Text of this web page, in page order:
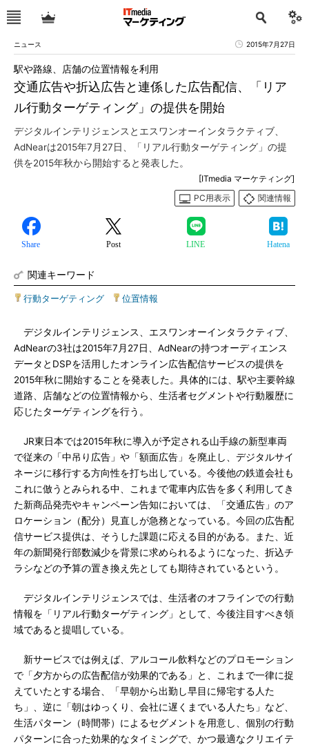
ニュース 2015年7月27日
交通広告や折込広告と連係した広告配信、「リア
ル行動ターゲティング」の提供を開始
駅や路線、店舗の位置情報を利用
デジタルインテリジェンスとエスワンオーインタラクティブ、
AdNearは2015年7月27日、「リアル行動ターゲティング」の提
供を2015年秋から開始すると発表した。
[ITmedia マーケティング]
PC用表示
関連情報
Share Post LINE Hatena
関連キーワード
行動ターゲティング 位置情報
デジタルインテリジェンス、エスワンオーインタラクティブ、
AdNearの3社は2015年7月27日、AdNearの持つオーディエンス
データとDSPを活用したオンライン広告配信サービスの提供を
2015年秋に開始することを発表した。具体的には、駅や主要幹線
道路、店舗などの位置情報から、生活者セグメントや行動履歴に
応じたターゲティングを行う。
JR東日本では2015年秋に導入が予定される山手線の新型車両
で従来の「中吊り広告」や「額面広告」を廃止し、デジタルサイ
ネージに移行する方向性を打ち出している。今後他の鉄道会社も
これに倣うとみられる中、これまで電車内広告を多く利用してき
た新商品発売やキャンペーン告知においては、「交通広告」のア
ロケーション（配分）見直しが急務となっている。今回の広告配
信サービス提供は、そうした課題に応える目的がある。また、近
年の新聞発行部数減少を背景に求められるようになった、折込チ
ラシなどの予算の置き換え先としても期待されているという。
デジタルインテリジェンスでは、生活者のオフラインでの行動
情報を「リアル行動ターゲティング」として、今後注目すべき領
域であると提唱している。
新サービスでは例えば、アルコール飲料などのプロモーション
で「夕方からの広告配信が効果的である」と、これまで一律に捉
えていたとする場合、「早朝から出勤し早目に帰宅する人た
ち」、逆に「朝はゆっくり、会社に遅くまでいる人たち」など、
生活パターン（時間帯）によるセグメントを用意し、個別の行動
パターンに合った効果的なタイミングで、かつ最適なクリエイテ